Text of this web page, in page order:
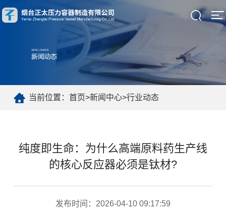
当前位置： 首页>新闻中心>行业动态
纯度即生命：为什么高端原料药生产线
的核心反应器必须是钛材?
发布时间：2026-04-10 09:17:59